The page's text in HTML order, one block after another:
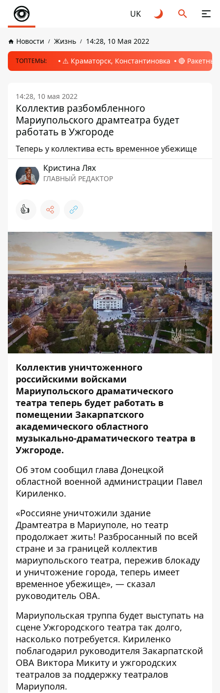
UK
Новости Жизнь 14:28, 10 Мая 2022
ТОПТЕМЫ: ⚠️ Краматорск, Константиновка 🔴
14:28, 10 мая 2022
Коллектив разбомбленного
Мариупольского драмтеатра будет
работать в Ужгороде
Теперь у коллектива есть временное убежище
Кристина Лях
ГЛАВНЫЙ РЕДАКТОР
👍
Коллектив уничтоженного
российскими войсками
Мариупольского драматического
театра теперь будет работать в
помещении Закарпатского
академического областного
музыкально-драматического театра в
Ужгороде.
Об этом сообщил глава Донецкой
областной военной администрации Павел
Кириленко.
«Россияне уничтожили здание
Драмтеатра в Мариуполе, но театр
продолжает жить! Разбросанный по всей
стране и за границей коллектив
мариупольского театра, пережив блокаду
и уничтожение города, теперь имеет
временное убежище», — сказал
руководитель ОВА.
Мариупольская труппа будет выступать на
сцене Ужгородского театра так долго,
насколько потребуется. Кириленко
поблагодарил руководителя Закарпатской
ОВА Виктора Микиту и ужгородских
театралов за поддержку театралов
Мариуполя.